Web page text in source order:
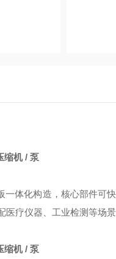
缩机 / 泵
一体化构造，核心部件可
医疗仪器、工业检测等场
缩机 / 泵